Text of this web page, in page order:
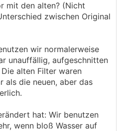
mit den alten? (Nicht
zwischen Original
wir normalerweise
unauffällig, aufgeschnitten
alten Filter waren
als die neuen, aber das
hat: Wir benutzen
wenn bloß Wasser auf